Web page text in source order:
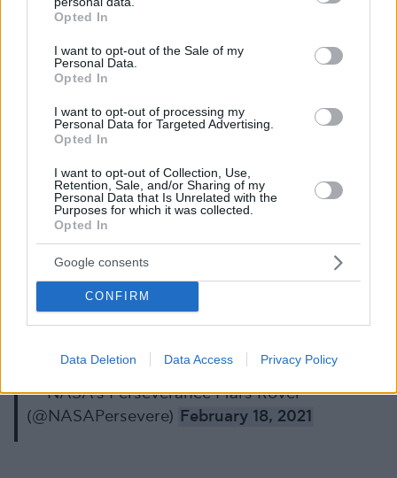
grant or deny consent to Google and its third-party tags to
use your data for below specified purposes in below Google
consent section.
Opted In
I want to opt-out of the Sale of my
Personal Data.
Opted In
I want to opt-out of processing my
Personal Data for Targeted Advertising.
Opted In
I want to opt-out of Collection, Use,
Retention, Sale, and/or Sharing of my
Personal Data that Is Unrelated with the
Purposes for which it was collected.
Opted In
Google consents
CONFIRM
Data Deletion Data Access Privacy Policy
Οι νέες φωτογραφίες θα βοηθήσουν επίσης το
προσωπικό της αποστολής να εντοπίσει
ακριβώς πού βρίσκεται στη ζώνη προσγείωσης.
And another look behind me. Welcome to Jezero
Crater.#CountdownToMars
pic.twitter.com/dbU3dhm6VZ
— NASA's Perseverance Mars Rover
(@NASAPersevere) February 18, 2021